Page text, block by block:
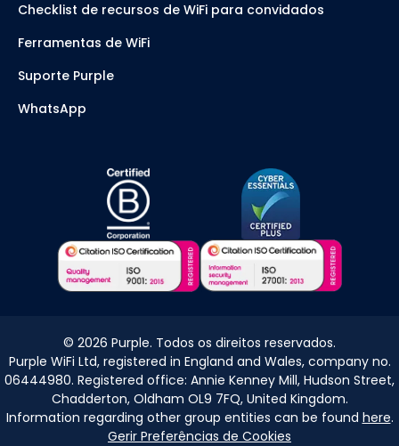
Checklist de recursos de WiFi para convidados
Ferramentas de WiFi
Suporte Purple
WhatsApp
© 2026 Purple. Todos os direitos reservados.
Purple WiFi Ltd, registered in England and Wales, company no.
06444980. Registered office: Annie Kenney Mill, Hudson Street,
Chadderton, Oldham OL9 7FQ, United Kingdom.
Information regarding other group entities can be found here.
Gerir Preferências de Cookies